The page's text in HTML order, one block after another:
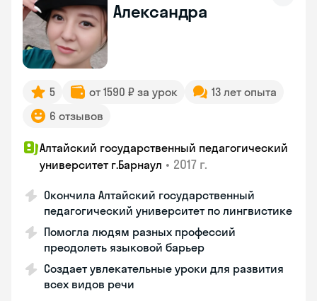
Александра
5 от 1590 ₽ за урок
13 лет опыта
6 отзывов
Алтайский государственный педагогический
университет г.Барнаул • 2017 г.
Окончила Алтайский государственный
педагогический университет по лингвистике
Помогла людям разных профессий
преодолеть языковой барьер
Создает увлекательные уроки для развития
всех видов речи